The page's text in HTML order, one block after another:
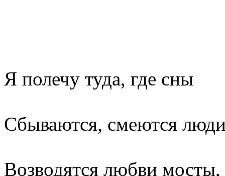
Я полечу туда, где сны
Сбываются, смеются
Возводятся любви мосты,